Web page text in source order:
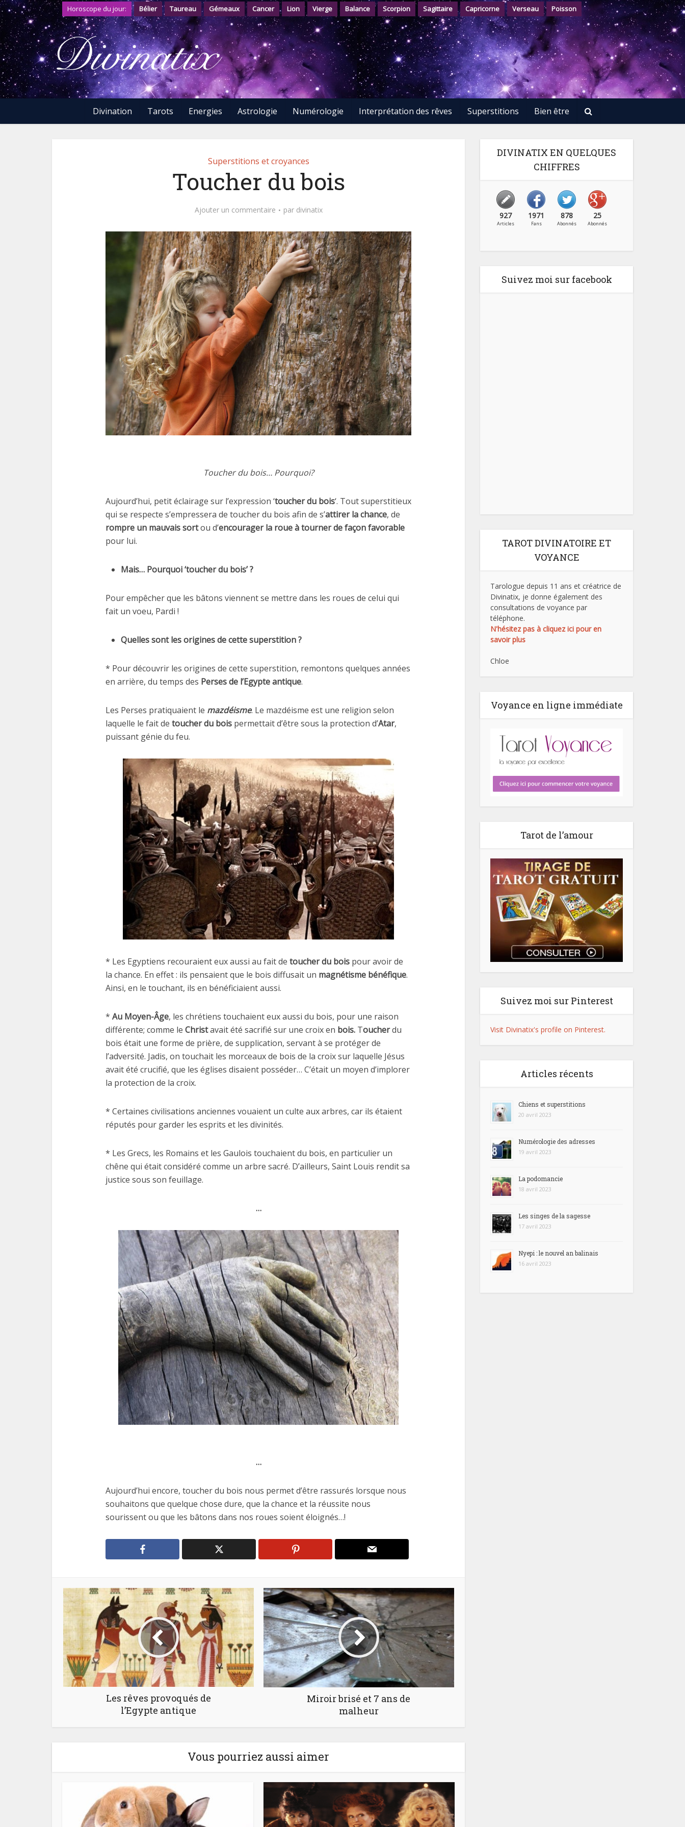
Horoscope du jour: Bélier Taureau Gémeaux Cancer Lion Vierge Balance Scorpion Sagittaire Capricorne Verseau Poisson
Divination Tarots Energies Astrologie Numérologie Interprétation des rêves Superstitions Bien être
Superstitions et croyances
Toucher du bois
Ajouter un commentaire par divinatix
Toucher du bois… Pourquoi?
Aujourd’hui, petit éclairage sur l’expression ‘toucher du bois‘. Tout superstitieux
qui se respecte s’empressera de toucher du bois afin de s’attirer la chance, de
rompre un mauvais sortou d’encourager la roue à tourner de façon favorable
pour lui.
Mais… Pourquoi ‘toucher du bois’ ?
Pour empêcher que les bâtons viennent se mettre dans les roues de celui qui
fait un voeu, Pardi !
Quelles sont les origines de cette superstition ?
* Pour découvrir les origines de cette superstition, remontons quelques années
en arrière, du temps des Perses de l’Egypte antique.
Les Perses pratiquaient le mazdéisme. Le mazdéisme est une religion selon
laquelle le fait de toucher du bois permettait d’être sous la protection d’Atar,
puissant génie du feu.
* Les Egyptiens recouraient eux aussi au fait de toucher du bois pour avoir de
la chance. En effet : ils pensaient que le bois diffusait un magnétisme bénéfique.
Ainsi, en le touchant, ils en bénéficiaient aussi.
* Au Moyen-Âge, les chrétiens touchaient eux aussi du bois, pour une raison
différente; comme le Christavait été sacrifié sur une croix en bois. Toucherdu
bois était une forme de prière, de supplication, servant à se protéger de
l’adversité. Jadis, on touchait les morceaux de bois de la croix sur laquelle Jésus
avait été crucifié, que les églises disaient posséder… C’était un moyen d’implorer
la protection de la croix.
* Certaines civilisations anciennes vouaient un culte aux arbres, car ils étaient
réputés pour garder les esprits et les divinités.
* Les Grecs, les Romains et les Gaulois touchaient du bois, en particulier un
chêne qui était considéré comme un arbre sacré. D’ailleurs, Saint Louis rendit sa
justice sous son feuillage.
…
…
Aujourd’hui encore, toucher du bois nous permet d’être rassurés lorsque nous
souhaitons que quelque chose dure, que la chance et la réussite nous
sourissent ou que les bâtons dans nos roues soient éloignés…!
Les rêves provoqués de
l’Egypte antique
Miroir brisé et 7 ans de
malheur
Vous pourriez aussi aimer
DIVINATIX EN QUELQUES
CHIFFRES
927
Articles
1971
Fans
878
Abonnés
25
Abonnés
Suivez moi sur facebook
TAROT DIVINATOIRE ET
VOYANCE
Tarologue depuis 11 ans et créatrice de
Divinatix, je donne également des
consultations de voyance par
téléphone.
N'hésitez pas à cliquez ici pour en
savoir plus
Chloe
Voyance en ligne immédiate
Tarot de l’amour
Suivez moi sur Pinterest
Visit Divinatix's profile on Pinterest.
Articles récents
Chiens et superstitions
20 avril 2023
Numérologie des adresses
19 avril 2023
La podomancie
18 avril 2023
Les singes de la sagesse
17 avril 2023
Nyepi : le nouvel an balinais
16 avril 2023